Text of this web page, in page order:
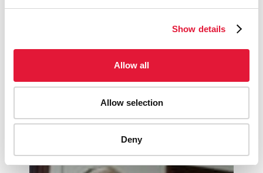
Show details
Allow all
Allow selection
Deny
personnes transgenres au Honduras